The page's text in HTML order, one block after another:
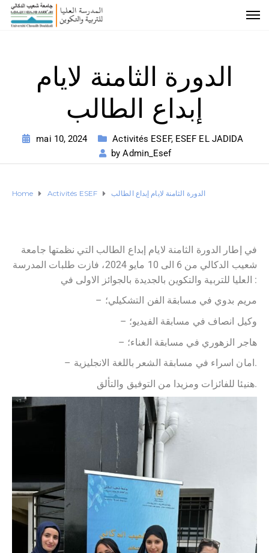
الدورة الثامنة لايام
إبداع الطالب
mai 10, 2024 Activités ESEF, ESEF EL JADIDA
byAdmin_Esef
Home Activités ESEF الدورة الثامنة لايام إبداع الطالب
في إطار الدورة الثامنة لايام إبداع الطالب التي نظمتها جامعة
شعيب الدكالي من 6 الى 10 مايو 2024، فازت طلبات المدرسة
العليا للتربية والتكوين بالجديدة بالجوائز الاولى في :
– مريم بدوي في مسابقة الفن التشكيلي؛
– وكيل انصاف في مسابقة الفيديو؛
– هاجر الزهوري في مسابقة الغناء؛
– امان اسراء في مسابقة الشعر باللغة الانجليزية.
هنيئا للفائزات ومزيدا من التوفيق والتألق.